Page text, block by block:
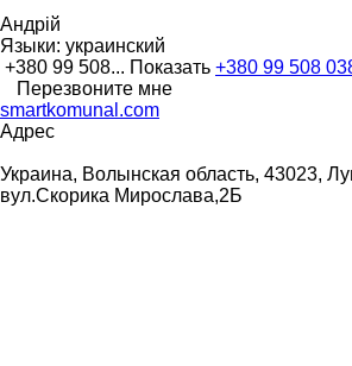
Андрій
Языки: украинский
+380 99 508... Показать +380 99 508
Перезвоните мне
smartkomunal.com
Адрес
Украина, Волынская область, 43023,
вул.Скорика Мирослава,2Б